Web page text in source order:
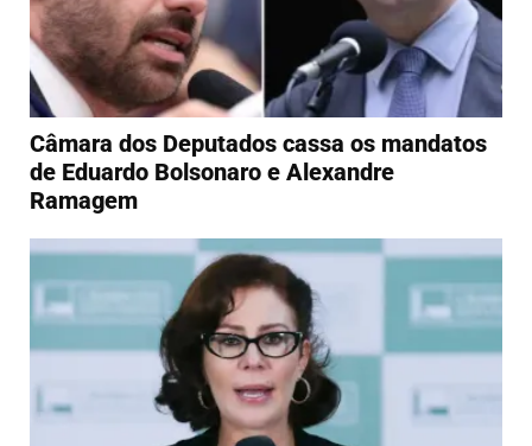
Câmara dos Deputados cassa os mandatos
de Eduardo Bolsonaro e Alexandre
Ramagem